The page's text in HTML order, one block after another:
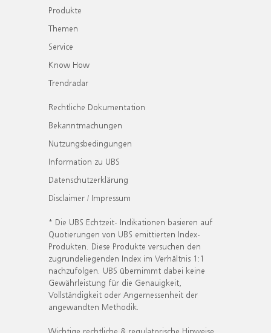
Produkte
Themen
Service
Know How
Trendradar
Rechtliche Dokumentation
Bekanntmachungen
Nutzungsbedingungen
Information zu UBS
Datenschutzerklärung
Disclaimer / Impressum
* Die UBS Echtzeit- Indikationen basieren auf
Quotierungen von UBS emittierten Index-
Produkten. Diese Produkte versuchen den
zugrundeliegenden Index im Verhältnis 1:1
nachzufolgen. UBS übernimmt dabei keine
Gewährleistung für die Genauigkeit,
Vollständigkeit oder Angemessenheit der
angewandten Methodik.